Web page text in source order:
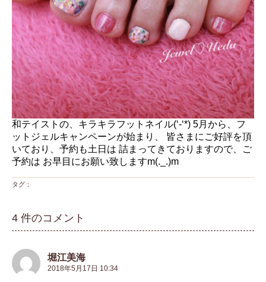
和テイストの、キラキラフットネイル(‘-‘*) 5月から、フ
ットジェルキャンペーンが始まり、 皆さまにご好評を頂
いており、予約も土日は 詰まってきておりますので、ご
予約は お早目にお願い致しますm(._.)m
タグ：
4 件のコメント
堀江美海
2018年5月17日 10:34